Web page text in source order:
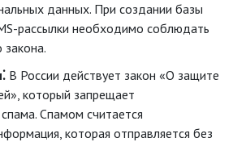
данных. При создании базы
рассылки необходимо соблюдать
закона.
В России действует закон «О защите
который запрещает
Спамом считается
которая отправляется без